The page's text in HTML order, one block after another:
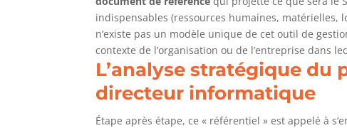
indispensables (ressources humaines, matérielles,
n’existe pas un modèle unique de cet outil de
contexte de l’organisation ou de l’entreprise dans
L’analyse stratégique du
directeur informatique
Étape après étape, ce « référentiel » est appelé à